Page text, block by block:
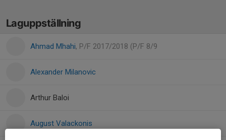
Laguppställning
Ahmad Mhahi, P/F 2017/2018 (P/F 8/9
Alexander Milanovic
Arthur Baloi
August Valackonis